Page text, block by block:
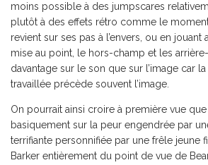
moins possible à des jumpscares
plutôt à des effets rétro comme le
revient sur ses pas à l’envers, ou en jouant
mise au point, le hors-champ et les
davantage sur le son que sur l’image car
travaillée précède souvent l’image.
On pourrait ainsi croire à première vue
basiquement sur la peur engendrée par
terrifiante personnifiée par une frêle jeune
Barker entièrement du point de vue de